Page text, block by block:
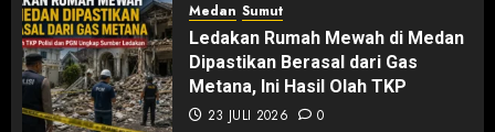
Medan Sumut
Ledakan Rumah Mewah di Medan
Dipastikan Berasal dari Gas
Metana, Ini Hasil Olah TKP
23 JULI 2026 0